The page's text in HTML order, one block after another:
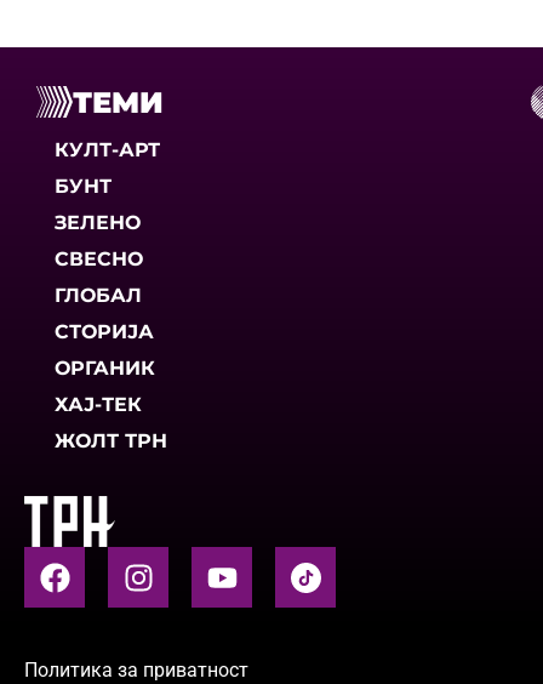
ТЕМИ
КУЛТ-АРТ
БУНТ
ЗЕЛЕНО
СВЕСНО
ГЛОБАЛ
СТОРИЈА
ОРГАНИК
ХАЈ-ТЕК
ЖОЛТ ТРН
Политика за приватност